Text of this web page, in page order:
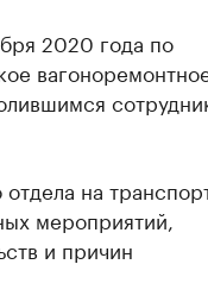
2020 года по
на
мероприятий,
и причин